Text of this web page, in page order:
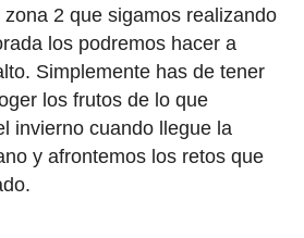
2 que sigamos realizando
los podremos hacer a
Simplemente has de tener
los frutos de lo que
invierno cuando llegue la
y afrontemos los retos que